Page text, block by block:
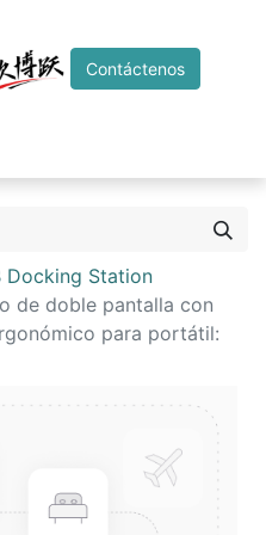
Contáctenos
Docking Station
de doble pantalla con
para portátil: